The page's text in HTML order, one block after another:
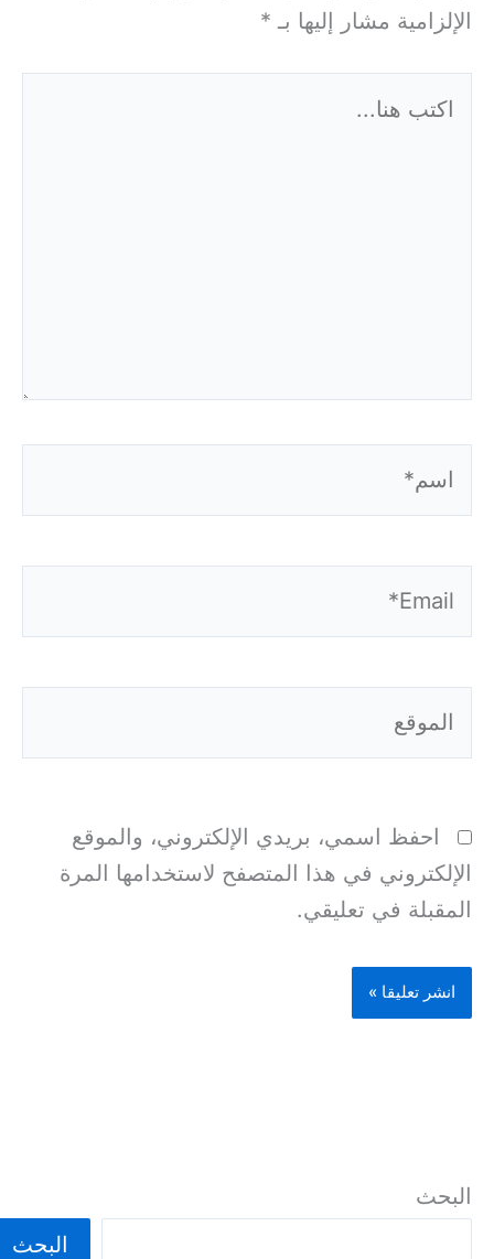
الإلزامية مشار إليها بـ*
احفظ اسمي، بريدي الإلكتروني، والموقع
الإلكتروني في هذا المتصفح لاستخدامها المرة
المقبلة في تعليقي.
البحث
البحث